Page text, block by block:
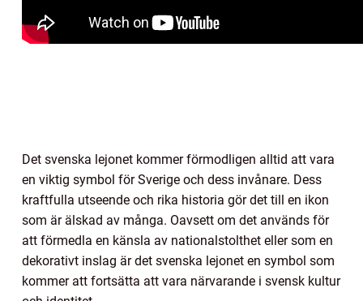
Det svenska lejonet kommer förmodligen alltid att vara
en viktig symbol för Sverige och dess invånare. Dess
kraftfulla utseende och rika historia gör det till en ikon
som är älskad av många. Oavsett om det används för
att förmedla en känsla av nationalstolthet eller som en
dekorativt inslag är det svenska lejonet en symbol som
kommer att fortsätta att vara närvarande i svensk kultur